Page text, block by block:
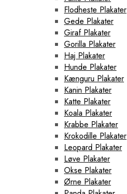
Flodheste Plakater
Gede Plakater
Giraf Plakater
Gorilla Plakater
Haj Plakater
Hunde Plakater
Kænguru Plakater
Kanin Plakater
Katte Plakater
Koala Plakater
Krabbe Plakater
Krokodille Plakater
Leopard Plakater
Løve Plakater
Okse Plakater
Ørne Plakater